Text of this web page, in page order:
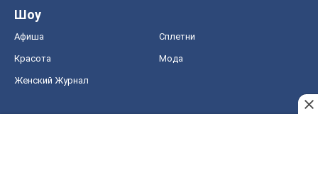
Шоу
Афиша Сплетни
Красота Мода
Женский Журнал